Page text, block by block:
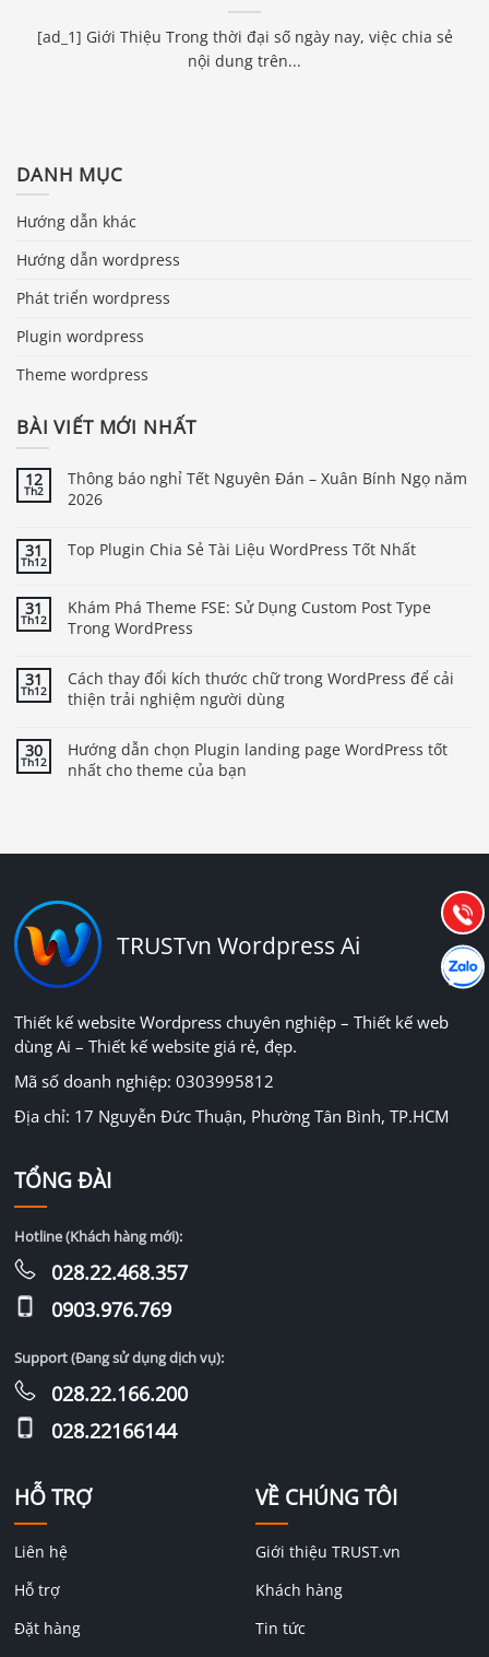
[ad_1] Giới Thiệu Trong thời đại số ngày nay, việc chia sẻ
nội dung trên...
DANH MỤC
Hướng dẫn khác
Hướng dẫn wordpress
Phát triển wordpress
Plugin wordpress
Theme wordpress
BÀI VIẾT MỚI NHẤT
12
Th2
Thông báo nghỉ Tết Nguyên Đán – Xuân Bính Ngọ năm
2026
31
Th12
Top Plugin Chia Sẻ Tài Liệu WordPress Tốt Nhất
31
Th12
Khám Phá Theme FSE: Sử Dụng Custom Post Type
Trong WordPress
31
Th12
Cách thay đổi kích thước chữ trong WordPress để cải
thiện trải nghiệm người dùng
30
Th12
Hướng dẫn chọn Plugin landing page WordPress tốt
nhất cho theme của bạn
TRUSTvn Wordpress Ai
Thiết kế website Wordpress chuyên nghiệp – Thiết kế web
dùng Ai – Thiết kế website giá rẻ, đẹp.
Mã số doanh nghiệp: 0303995812
Địa chỉ: 17 Nguyễn Đức Thuận, Phường Tân Bình, TP.HCM
HỖ TRỢ
Liên hệ
Hỗ trợ
Đặt hàng
VỀ CHÚNG TÔI
Giới thiệu TRUST.vn
Khách hàng
Tin tức
TỔNG ĐÀI
Hotline (Khách hàng mới):
028.22.468.357
0903.976.769
Support (Đang sử dụng dịch vụ):
028.22.166.200
028.22166144
Gọi
(028) 22.166.144
Chát
Hợp tác